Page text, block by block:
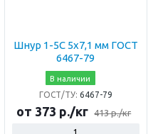
Шнур 1-5С 5х7,1 мм ГОСТ
6467-79
В наличии
ГОСТ/ТУ: 6467-79
от 373 р./кг 413 р./кг